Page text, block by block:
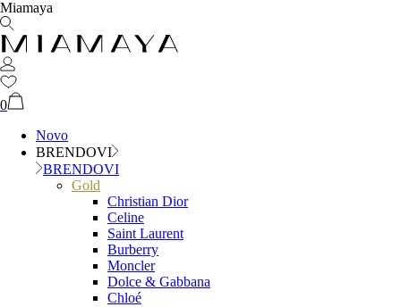
Miamaya
0
Novo
BRENDOVI
BRENDOVI
Gold
Christian Dior
Celine
Saint Laurent
Burberry
Moncler
Dolce & Gabbana
Chloé